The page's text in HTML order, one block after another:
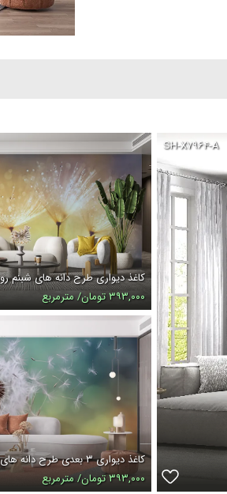
SH-X۷۹۶۴-A
کاغذ دیواری طرح دانه های شبنم
۳۹۳,۰۰۰ تومان/ مترمربع
کاغذ دیواری ۳ بعدی طرح دانه های قاصدک
۳۹۳,۰۰۰ تومان/ مترمربع